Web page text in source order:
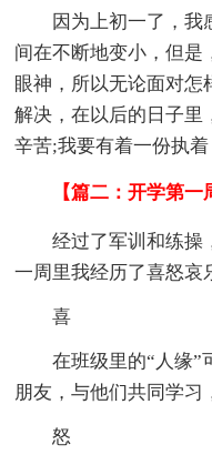
因为上初一了，我
间在不断地变小，但是
眼神，所以无论面对
解决，在以后的日子里
辛苦;我要有着一份执
【篇二：开学第一
经过了军训和练操
一周里我经历了喜怒哀
喜
在班级里的“人缘”
朋友，与他们共同学习
怒